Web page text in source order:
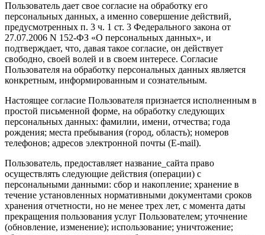
Пользователь дает свое согласие на обработку его
персональных данных, а именно совершение действий,
предусмотренных п. 3 ч. 1 ст. 3 Федерального закона от
27.07.2006 N 152-ФЗ «О персональных данных», и
подтверждает, что, давая такое согласие, он действует
свободно, своей волей и в своем интересе. Согласие
Пользователя на обработку персональных данных является
конкретным, информированным и сознательным.
Настоящее согласие Пользователя признается исполненным в
простой письменной форме, на обработку следующих
персональных данных: фамилии, имени, отчества; года
рождения; места пребывания (город, область); номеров
телефонов; адресов электронной почты (E-mail).
Пользователь, предоставляет название_сайта право
осуществлять следующие действия (операции) с
персональными данными: сбор и накопление; хранение в
течение установленных нормативными документами сроков
хранения отчетности, но не менее трех лет, с момента даты
прекращения пользования услуг Пользователем; уточнение
(обновление, изменение); использование; уничтожение;